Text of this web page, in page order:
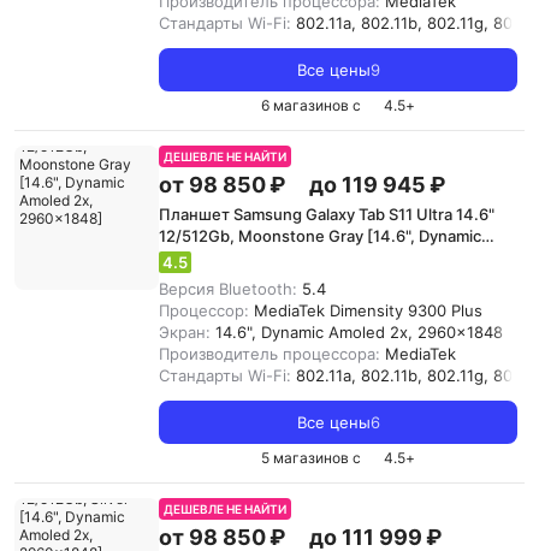
Стандарты Wi-Fi: 802.11a, 802.11b, 802.11g,
Все цены9
6 магазинов с 4.5+
ДЕШЕВЛЕ НЕ НАЙТИ
от 98 850 ₽ до 119 945 ₽
Планшет Samsung Galaxy Tab S11 Ultra 14.6"
12/512Gb, Moonstone Gray [14.6", Dynamic
Amoled 2x, 2960x1848]
4.5
Версия Bluetooth: 5.4
Процессор: MediaTek Dimensity 9300 Plus
Экран: 14.6", Dynamic Amoled 2x, 2960x1848
Производитель процессора: MediaTek
Стандарты Wi-Fi: 802.11a, 802.11b, 802.11g,
Все цены6
5 магазинов с 4.5+
ДЕШЕВЛЕ НЕ НАЙТИ
от 98 850 ₽ до 111 999 ₽